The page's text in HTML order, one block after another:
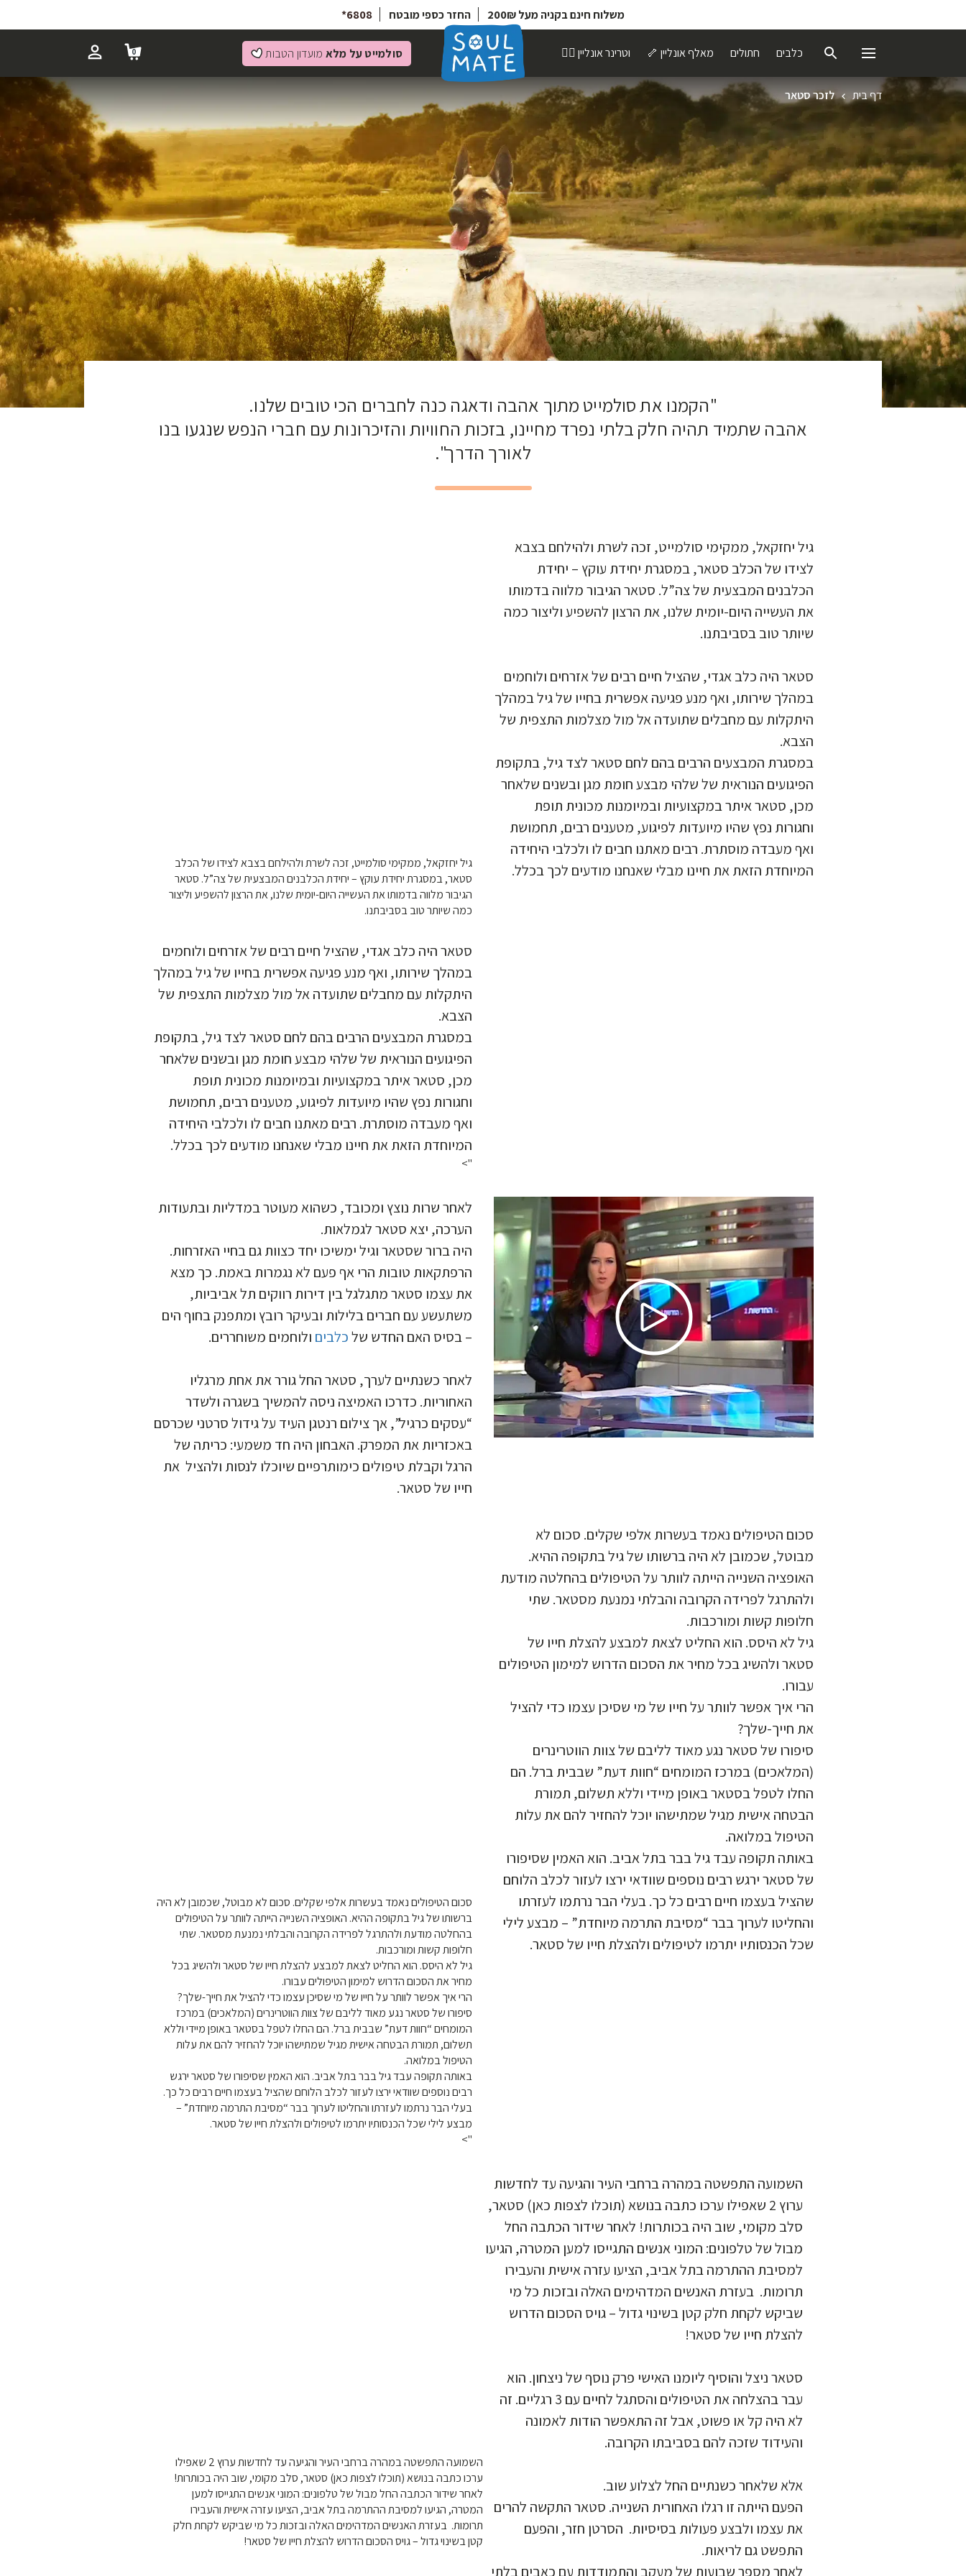
משלוח חינם בקניה מעל 200₪ החזר כספי מובטח 6808*
כלבים חתולים מאלף אונליין 🦴 וטרינר אונליין 👩‍⚕️ סולמייט על מלא מועדון הטבות 0
דף בית לזכר סטאר
"הקמנו את סולמייט מתוך אהבה ודאגה כנה לחברים הכי טובים שלנו.
אהבה שתמיד תהיה חלק בלתי נפרד מחיינו, בזכות החוויות והזיכרונות עם חברי הנפש שנגעו בנו
לאורך הדרך".
גיל יחזקאל, ממקימי סולמייט, זכה לשרת ולהילחם בצבא
לצידו של הכלב סטאר, במסגרת יחידת עוקץ – יחידת
הכלבנים המבצעית של צה”ל. סטאר הגיבור מלווה בדמותו
את העשייה היום-יומית שלנו, את הרצון להשפיע וליצור כמה
שיותר טוב בסביבתנו.
סטאר היה כלב אגדי, שהציל חיים רבים של אזרחים ולוחמים
במהלך שירותו, ואף מנע פגיעה אפשרית בחייו של גיל במהלך
היתקלות עם מחבלים שתועדה אל מול מצלמות התצפית של
הצבא.
במסגרת המבצעים הרבים בהם לחם סטאר לצד גיל, בתקופת
הפיגועים הנוראית של שלהי מבצע חומת מגן ובשנים שלאחר
מכן, סטאר איתר במקצועיות ובמיומנות מכונית תופת
וחגורות נפץ שהיו מיועדות לפיגוע, מטענים רבים, תחמושת
ואף מעבדה מוסתרת. רבים מאתנו חבים לו ולכלבי היחידה
המיוחדת הזאת את חיינו מבלי שאנחנו מודעים לכך בכלל.
גיל יחזקאל, ממקימי סולמייט, זכה לשרת ולהילחם בצבא לצידו של הכלב
סטאר, במסגרת יחידת עוקץ – יחידת הכלבנים המבצעית של צה”ל. סטאר
הגיבור מלווה בדמותו את העשייה היום-יומית שלנו, את הרצון להשפיע וליצור
כמה שיותר טוב בסביבתנו.
סטאר היה כלב אגדי, שהציל חיים רבים של אזרחים ולוחמים
במהלך שירותו, ואף מנע פגיעה אפשרית בחייו של גיל במהלך
היתקלות עם מחבלים שתועדה אל מול מצלמות התצפית של
הצבא.
במסגרת המבצעים הרבים בהם לחם סטאר לצד גיל, בתקופת
הפיגועים הנוראית של שלהי מבצע חומת מגן ובשנים שלאחר
מכן, סטאר איתר במקצועיות ובמיומנות מכונית תופת
וחגורות נפץ שהיו מיועדות לפיגוע, מטענים רבים, תחמושת
ואף מעבדה מוסתרת. רבים מאתנו חבים לו ולכלבי היחידה
המיוחדת הזאת את חיינו מבלי שאנחנו מודעים לכך בכלל.
">
לאחר שרות נוצץ ומכובד, כשהוא מעוטר במדליות ובתעודות
הערכה, יצא סטאר לגמלאות.
היה ברור שסטאר וגיל ימשיכו יחד כצוות גם בחיי האזרחות.
הרפתקאות טובות הרי אף פעם לא נגמרות באמת. כך מצא
את עצמו סטאר מתגלגל בין דירות רווקים תל אביביות,
משתעשע עם חברים בלילות ובעיקר רובץ ומתפנק בחוף הים
– בסיס האם החדש שלכלבים ולוחמים משוחררים.
לאחר כשנתיים לערך, סטאר החל גורר את אחת מרגליו
האחוריות. כדרכו האמיצה ניסה להמשיך בשגרה ולשדר
“עסקים כרגיל”, אך צילום רנטגן העיד על גידול סרטני שכרסם
באכזריות את המפרק. האבחון היה חד משמעי: כריתה של
הרגל וקבלת טיפולים כימותרפיים שיוכלו לנסות ולהציל את
חייו של סטאר.
סכום הטיפולים נאמד בעשרות אלפי שקלים. סכום לא
מבוטל, שכמובן לא היה ברשותו של גיל בתקופה ההיא.
האופציה השנייה הייתה לוותר על הטיפולים בהחלטה מודעת
ולהתרגל לפרידה הקרובה והבלתי נמנעת מסטאר. שתי
חלופות קשות ומורכבות.
גיל לא היסס. הוא החליט לצאת למבצע להצלת חייו של
סטאר ולהשיג בכל מחיר את הסכום הדרוש למימון הטיפולים
עבורו.
הרי איך אפשר לוותר על חייו של מי שסיכן עצמו כדי להציל
את חייך-שלך?
סיפורו של סטאר נגע מאוד לליבם של צוות הווטרינרים
(המלאכים) במרכז המומחים “חוות דעת” שבבית ברל. הם
החלו לטפל בסטאר באופן מיידי וללא תשלום, תמורת
הבטחה אישית מגיל שמתישהו יוכל להחזיר להם את עלות
הטיפול במלואה.
באותה תקופה עבד גיל בבר בתל אביב. הוא האמין שסיפורו
של סטאר ירגש רבים נוספים שוודאי ירצו לעזור לכלב הלוחם
שהציל בעצמו חיים רבים כל כך. בעלי הבר נרתמו לעזרתו
והחליטו לערוך בבר “מסיבת התרמה מיוחדת” – מבצע לילי
שכל הכנסותיו יתרמו לטיפולים ולהצלת חייו של סטאר.
סכום הטיפולים נאמד בעשרות אלפי שקלים. סכום לא מבוטל, שכמובן לא היה
ברשותו של גיל בתקופה ההיא. האופציה השנייה הייתה לוותר על הטיפולים
בהחלטה מודעת ולהתרגל לפרידה הקרובה והבלתי נמנעת מסטאר. שתי
חלופות קשות ומורכבות.
גיל לא היסס. הוא החליט לצאת למבצע להצלת חייו של סטאר ולהשיג בכל
מחיר את הסכום הדרוש למימון הטיפולים עבורו.
הרי איך אפשר לוותר על חייו של מי שסיכן עצמו כדי להציל את חייך-שלך?
סיפורו של סטאר נגע מאוד לליבם של צוות הווטרינרים (המלאכים) במרכז
המומחים “חוות דעת” שבבית ברל. הם החלו לטפל בסטאר באופן מיידי וללא
תשלום, תמורת הבטחה אישית מגיל שמתישהו יוכל להחזיר להם את עלות
הטיפול במלואה.
באותה תקופה עבד גיל בבר בתל אביב. הוא האמין שסיפורו של סטאר ירגש
רבים נוספים שוודאי ירצו לעזור לכלב הלוחם שהציל בעצמו חיים רבים כל כך.
בעלי הבר נרתמו לעזרתו והחליטו לערוך בבר “מסיבת התרמה מיוחדת” –
מבצע לילי שכל הכנסותיו יתרמו לטיפולים ולהצלת חייו של סטאר.
">
השמועה התפשטה במהרה ברחבי העיר והגיעה עד לחדשות
ערוץ 2 שאפילו ערכו כתבה בנושא (תוכלו לצפות כאן) סטאר,
סלב מקומי, שוב היה בכותרות! לאחר שידור הכתבה החל
מבול של טלפונים: המוני אנשים התגייסו למען המטרה, הגיעו
למסיבת ההתרמה בתל אביב, הציעו עזרה אישית והעבירו
תרומות. בעזרת האנשים המדהימים האלה ובזכות כל מי
שביקש לקחת חלק קטן בשינוי גדול – גויס הסכום הדרוש
להצלת חייו של סטאר!
סטאר ניצל והוסיף ליומנו האישי פרק נוסף של ניצחון. הוא
עבר בהצלחה את הטיפולים והסתגל לחיים עם 3 רגליים. זה
לא היה קל או פשוט, אבל זה התאפשר הודות לאמונה
והעידוד שזכה להם בסביבתו הקרובה.
אלא שלאחר כשנתיים החל לצלוע שוב.
הפעם הייתה זו רגלו האחורית השנייה. סטאר התקשה להרים
את עצמו ולבצע פעולות בסיסיות. הסרטן חזר, והפעם
התפשט גם לריאות.
לאחר מספר שבועות של מעקב והתמודדות עם כאבים בלתי
השמועה התפשטה במהרה ברחבי העיר והגיעה עד לחדשות ערוץ 2 שאפילו
ערכו כתבה בנושא (תוכלו לצפות כאן) סטאר, סלב מקומי, שוב היה בכותרות!
לאחר שידור הכתבה החל מבול של טלפונים: המוני אנשים התגייסו למען
המטרה, הגיעו למסיבת ההתרמה בתל אביב, הציעו עזרה אישית והעבירו
תרומות. בעזרת האנשים המדהימים האלה ובזכות כל מי שביקש לקחת חלק
קטן בשינוי גדול – גויס הסכום הדרוש להצלת חייו של סטאר!